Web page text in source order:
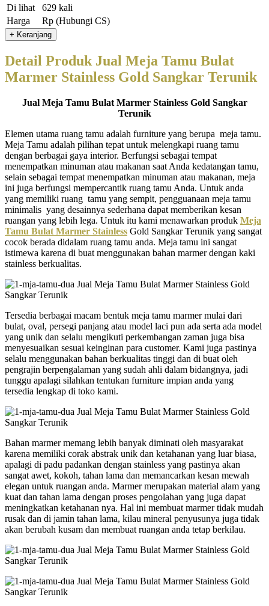
Di lihat
629 kali
Harga
Rp (Hubungi CS)
Detail Produk Jual Meja Tamu Bulat
Marmer Stainless Gold Sangkar Terunik
Jual Meja Tamu Bulat Marmer Stainless Gold Sangkar
Terunik
Elemen utama ruang tamu adalah furniture yang berupa meja tamu.
Meja Tamu adalah pilihan tepat untuk melengkapi ruang tamu
dengan berbagai gaya interior. Berfungsi sebagai tempat
menempatkan minuman atau makanan saat Anda kedatangan tamu,
selain sebagai tempat menempatkan minuman atau makanan, meja
ini juga berfungsi mempercantik ruang tamu Anda. Untuk anda
yang memiliki ruang tamu yang sempit, pengguanaan meja tamu
minimalis yang desainnya sederhana dapat memberikan kesan
ruangan yang lebih lega. Untuk itu kami menawarkan produk Meja
Tamu Bulat Marmer Stainless Gold Sangkar Terunik yang sangat
cocok berada didalam ruang tamu anda. Meja tamu ini sangat
istimewa karena di buat menggunakan bahan marmer dengan kaki
stainless berkualitas.
Tersedia berbagai macam bentuk meja tamu marmer mulai dari
bulat, oval, persegi panjang atau model laci pun ada serta ada model
yang unik dan selalu mengikuti perkembangan zaman juga bisa
menyesuaikan sesuai keinginan para customer. Kami juga pastinya
selalu menggunakan bahan berkualitas tinggi dan di buat oleh
pengrajin berpengalaman yang sudah ahli dalam bidangnya, jadi
tunggu apalagi silahkan tentukan furniture impian anda yang
tersedia lengkap di toko kami.
Bahan marmer memang lebih banyak diminati oleh masyarakat
karena memiliki corak abstrak unik dan ketahanan yang luar biasa,
apalagi di padu padankan dengan stainless yang pastinya akan
sangat awet, kokoh, tahan lama dan memancarkan kesan mewah
elegan untuk ruangan anda. Marmer merupakan material alam yang
kuat dan tahan lama dengan proses pengolahan yang juga dapat
meningkatkan ketahanan nya. Hal ini membuat marmer tidak mudah
rusak dan di jamin tahan lama, kilau mineral penyusunya juga tidak
akan berubah kusam dan membuat ruangan anda tetap berkilau.